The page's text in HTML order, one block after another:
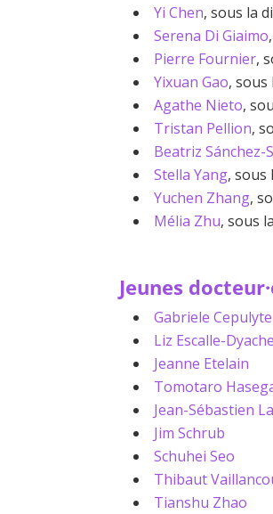
Yi Chen, sous la
Serena Di Giaimo
Pierre Fournier,
Yixuan Gao, sous
Agathe Nieto,
Tristan Pellion,
Beatriz Sánchez-
Stella Yang, sous
Yuchen Zhang,
Mélia Zhu, sous
Jeunes
Gabriele Cepulyte
Liz Escalle-
Jeanne Etelain
Tomotaro
Jean-Sébastien
Jim Schrub
Schuhei Seo
Thibaut
Tianshu Zhao